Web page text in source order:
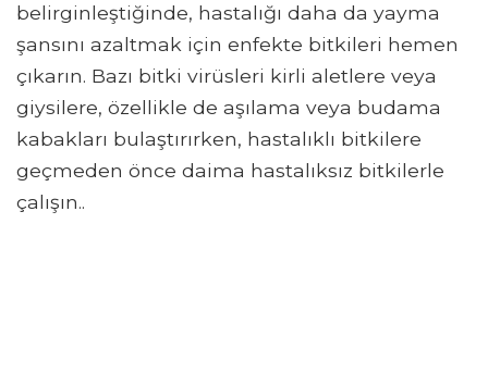
belirginleştiğinde, hastalığı daha da yayma
şansını azaltmak için enfekte bitkileri hemen
çıkarın. Bazı bitki virüsleri kirli aletlere veya
giysilere, özellikle de aşılama veya budama
kabakları bulaştırırken, hastalıklı bitkilere
geçmeden önce daima hastalıksız bitkilerle
çalışın..